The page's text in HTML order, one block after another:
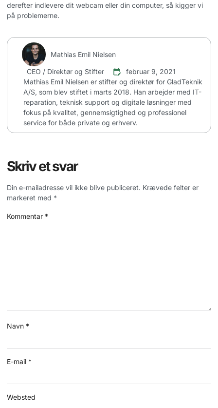
derefter indlevere dit webcam eller din computer, så kigger vi
på problemerne.
Mathias Emil Nielsen
CEO / Direktør og Stifter
februar 9, 2021
Mathias Emil Nielsen er stifter og direktør for GladTeknik
A/S, som blev stiftet i marts 2018. Han arbejder med IT-
reparation, teknisk support og digitale løsninger med
fokus på kvalitet, gennemsigtighed og professionel
service for både private og erhverv.
Skriv et svar
Din e-mailadresse vil ikke blive publiceret. Krævede felter er
markeret med *
Kommentar *
Navn *
E-mail *
Websted